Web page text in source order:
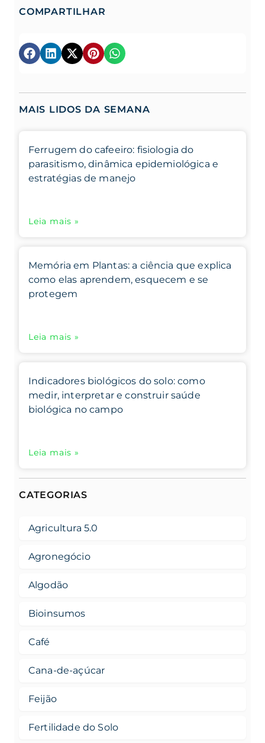
COMPARTILHAR
MAIS LIDOS DA SEMANA
Ferrugem do cafeeiro: fisiologia do
parasitismo, dinâmica epidemiológica e
estratégias de manejo
Leia mais »
Memória em Plantas: a ciência que explica
como elas aprendem, esquecem e se
protegem
Leia mais »
Indicadores biológicos do solo: como
medir, interpretar e construir saúde
biológica no campo
Leia mais »
CATEGORIAS
Agricultura 5.0
Agronegócio
Algodão
Bioinsumos
Café
Cana-de-açúcar
Feijão
Fertilidade do Solo